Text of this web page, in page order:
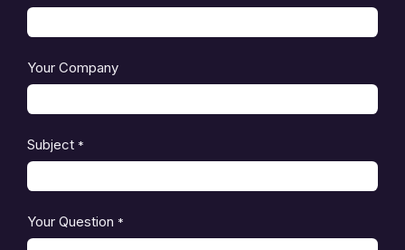
Your Company
Subject *
Your Question *